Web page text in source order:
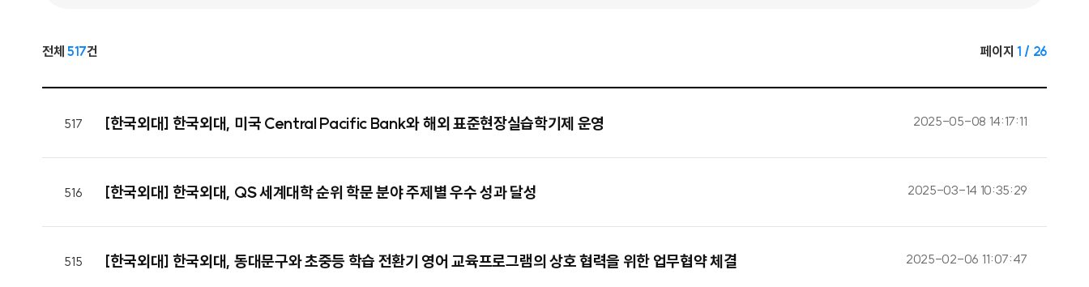
전체517건 페이지 1 / 26
517 [한국외대] 한국외대, 미국 Central Pacific Bank와 해외 표준현장실습학기제 운영 2025-05-08 14:17:11
516 [한국외대] 한국외대, QS 세계대학 순위 학문 분야 주제별 우수 성과 달성 2025-03-14 10:35:29
515 [한국외대] 한국외대, 동대문구와 초중등 학습 전환기 영어 교육프로그램의 상호 협력을 위한 업무협약 체결 2025-02-06 11:07:47